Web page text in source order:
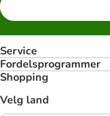
Service
Fordelsprogrammer
Shopping
Velg land